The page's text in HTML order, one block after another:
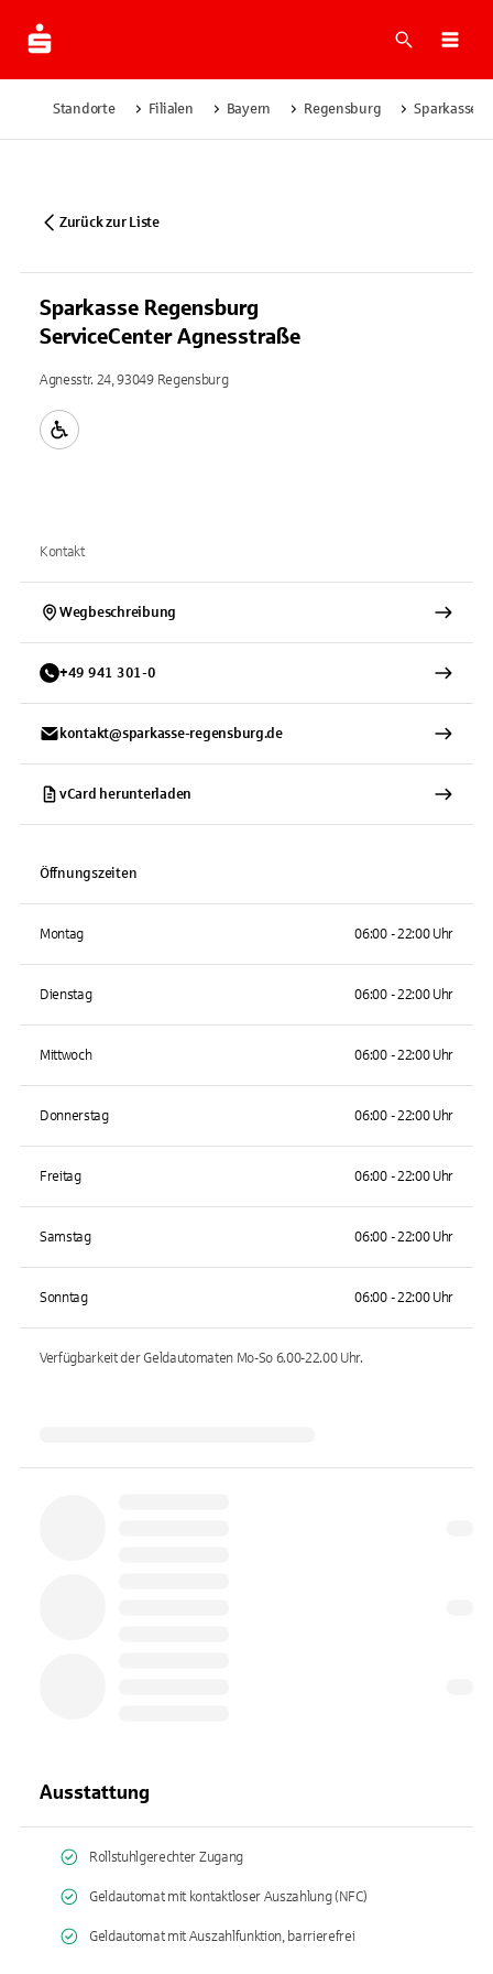
Suche
Standorte Filialen Bayern Regensburg Sparkasse
Zurück zur Liste
Sparkasse Regensburg
ServiceCenter Agnesstraße
Agnesstr. 24, 93049 Regensburg
Kontakt
Wegbeschreibung
+49 941 301-0
kontakt@sparkasse-regensburg.de
vCard herunterladen
Öffnungszeiten
Montag 06:00 - 22:00 Uhr
Dienstag 06:00 - 22:00 Uhr
Mittwoch 06:00 - 22:00 Uhr
Donnerstag 06:00 - 22:00 Uhr
Freitag 06:00 - 22:00 Uhr
Samstag 06:00 - 22:00 Uhr
Sonntag 06:00 - 22:00 Uhr
Verfügbarkeit der Geldautomaten Mo-So 6.00-22.00Uhr.
Ausstattung
Rollstuhlgerechter Zugang
Geldautomat mit kontaktloser Auszahlung (NFC)
Geldautomat mit Auszahlfunktion, barrierefrei